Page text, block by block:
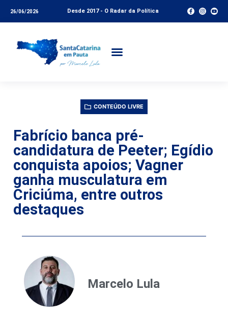
26/06/2026 Desde 2017 - O Radar da Política
CONTEÚDO LIVRE
Fabrício banca pré-
candidatura de Peeter; Egídio
conquista apoios; Vagner
ganha musculatura em
Criciúma, entre outros
destaques
Marcelo Lula